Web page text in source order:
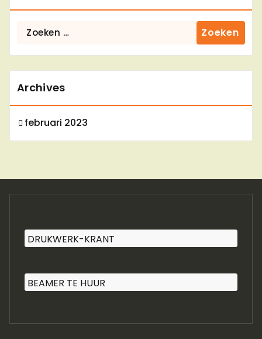
Zoeken
Archives
februari 2023
DRUKWERK-KRANT
BEAMER TE HUUR